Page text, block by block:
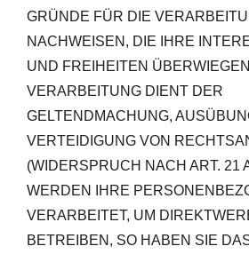
GRÜNDE FÜR DIE
NACHWEISEN, DIE IHRE
UND FREIHEITEN
VERARBEITUNG DIENT DER
GELTENDMACHUNG,
VERTEIDIGUNG VON
(WIDERSPRUCH NACH ART. 21
WERDEN IHRE
VERARBEITET, UM
BETREIBEN, SO HABEN SIE